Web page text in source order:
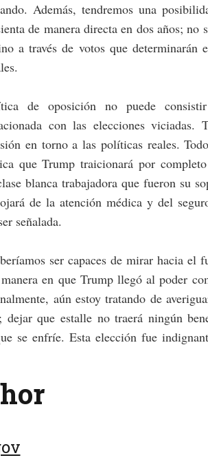
Además, tendremos una
de manera directa en dos años; no
a través de votos que determinarán
de oposición no puede
con las elecciones viciadas.
en torno a las políticas reales.
que Trump traicionará por
blanca trabajadora que fueron su
de la atención médica y del
señalada.
ser capaces de mirar hacia el
en que Trump llegó al poder
aún estoy tratando de
dejar que estalle no traerá ningún
se enfríe. Esta elección fue